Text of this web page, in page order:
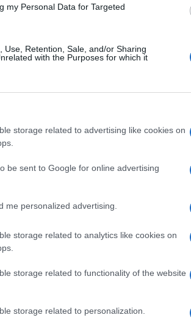
my Personal Data for Targeted
Use, Retention, Sale, and/or Sharing
with the Purposes for which it
storage related to advertising like cookies on
be sent to Google for online advertising
me personalized advertising.
storage related to analytics like cookies on
storage related to functionality of the website
storage related to personalization.
ocasiones, tanto el Audi R15 como
que no se hayan realizado algunas
de las Le Mans Series, tras los
prueba de la temporada puntuable
europeas. Justo debajo de ellos estarán